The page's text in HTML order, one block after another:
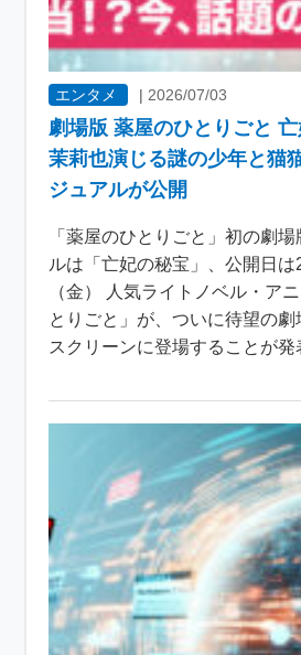
エンタメ | 2026/07/03
劇場版 薬屋のひとりごと
茉莉也演じる謎の少年と猫
ジュアルが公開
「薬屋のひとりごと」初の劇
ルは「亡妃の秘宝」、公開日は
（金） 人気ライトノベル・ア
とりごと」が、ついに待望の
スクリーンに登場することが